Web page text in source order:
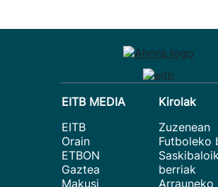
EITB MEDIA
EITB
Orain
ETBON
Gaztea
Makusi
Kirolak
Zuzenean
Futboleko
berriak
Arrauneko